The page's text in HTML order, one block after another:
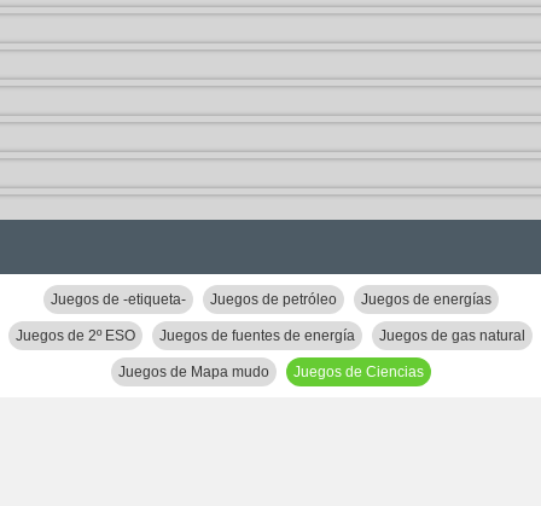
Juegos de -etiqueta- Juegos de petróleo Juegos de energías
Juegos de 2º ESO Juegos de fuentes de energía Juegos de gas natural
Juegos de Mapa mudo Juegos de Ciencias